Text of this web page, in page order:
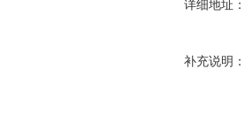
详细地址：
补充说明：